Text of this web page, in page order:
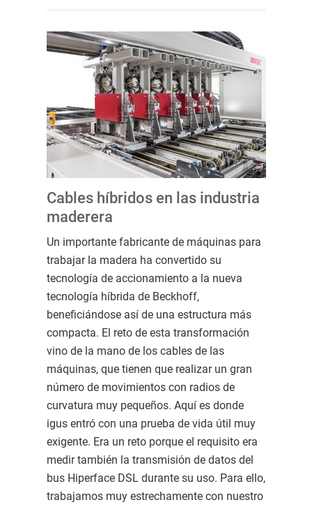
Cables híbridos en las industria
maderera
Un importante fabricante de máquinas para
trabajar la madera ha convertido su
tecnología de accionamiento a la nueva
tecnología híbrida de Beckhoff,
beneficiándose así de una estructura más
compacta. El reto de esta transformación
vino de la mano de los cables de las
máquinas, que tienen que realizar un gran
número de movimientos con radios de
curvatura muy pequeños. Aquí es donde
igus entró con una prueba de vida útil muy
exigente. Era un reto porque el requisito era
medir también la transmisión de datos del
bus Hiperface DSL durante su uso. Para ello,
trabajamos muy estrechamente con nuestro